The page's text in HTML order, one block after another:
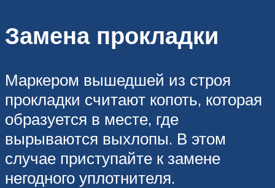
Замена прокладки
Маркером вышедшей из строя
прокладки считают копоть, которая
образуется в месте, где
вырываются выхлопы. В этом
случае приступайте к замене
негодного уплотнителя.